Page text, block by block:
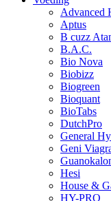
Advanced
Aptus
B cuzz
B.A.C.
Bio Nova
Biobizz
Biogreen
Bioquant
BioTabs
DutchPro
General
Geni
Hesi
House &
HY-PRO